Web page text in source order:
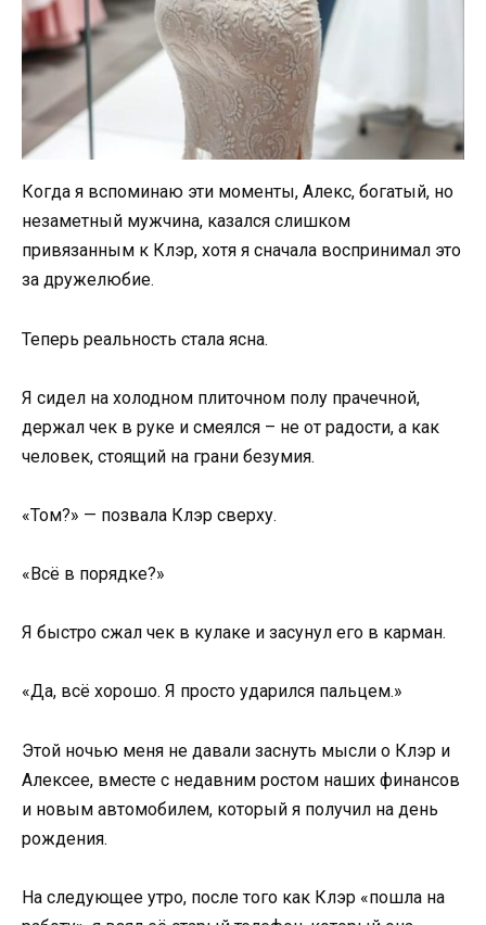
Когда я вспоминаю эти моменты, Алекс, богатый, но
незаметный мужчина, казался слишком
привязанным к Клэр, хотя я сначала воспринимал это
за дружелюбие.
Теперь реальность стала ясна.
Я сидел на холодном плиточном полу прачечной,
держал чек в руке и смеялся – не от радости, а как
человек, стоящий на грани безумия.
«Том?» — позвала Клэр сверху.
«Всё в порядке?»
Я быстро сжал чек в кулаке и засунул его в карман.
«Да, всё хорошо. Я просто ударился пальцем.»
Этой ночью меня не давали заснуть мысли о Клэр и
Алексее, вместе с недавним ростом наших финансов
и новым автомобилем, который я получил на день
рождения.
На следующее утро, после того как Клэр «пошла на